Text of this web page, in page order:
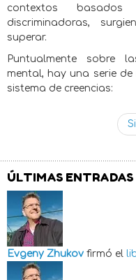
contextos
discriminadoras,
superar.
Puntualmente sobre
mental, hay una serie
sistema de creencias:
ÚLTIMAS ENTRADAS
Evgeny Zhukov firmó el